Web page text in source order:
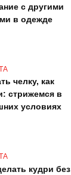
с другими
в одежде
челку, как
стрижемся в
условиях
кудри без